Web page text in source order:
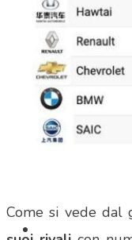
Come si vede dal